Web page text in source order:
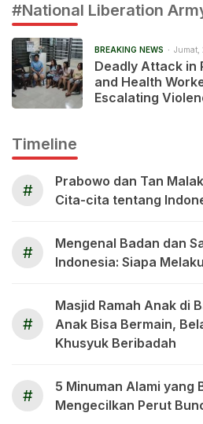
#National Liberation
BREAKING NEWS Jumat,
Deadly Attack in
and Health
Escalating
Timeline
#
Prabowo dan Tan
Cita-cita tentang
#
Mengenal Badan dan
Indonesia: Siapa
#
Masjid Ramah Anak di
Anak Bisa Bermain,
Khusyuk Beribadah
#
5 Minuman Alami yang
Mengecilkan Perut